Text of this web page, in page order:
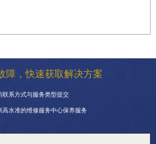
障，快速获取解决方案
联系方式与服务类型提交
高水准的维修服务中心保养服务